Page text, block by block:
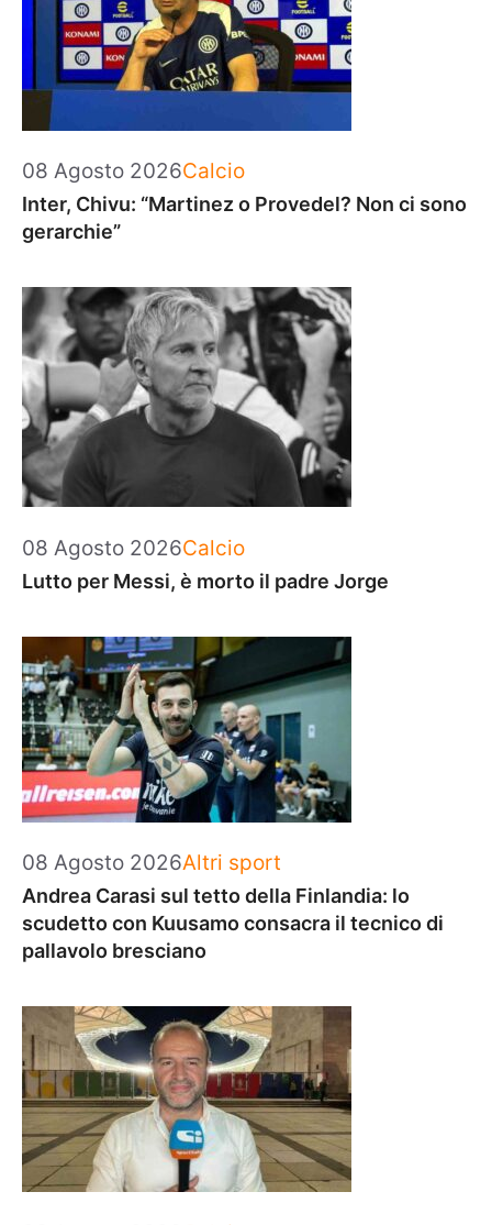
08 Agosto 2026Categorie
Calcio
Inter, Chivu: “Martinez o Provedel? Non ci sono
gerarchie”
08 Agosto 2026Categorie
Calcio
Lutto per Messi, è morto il padre Jorge
08 Agosto 2026Categorie
Altri sport
Andrea Carasi sul tetto della Finlandia: lo
scudetto con Kuusamo consacra il tecnico di
pallavolo bresciano